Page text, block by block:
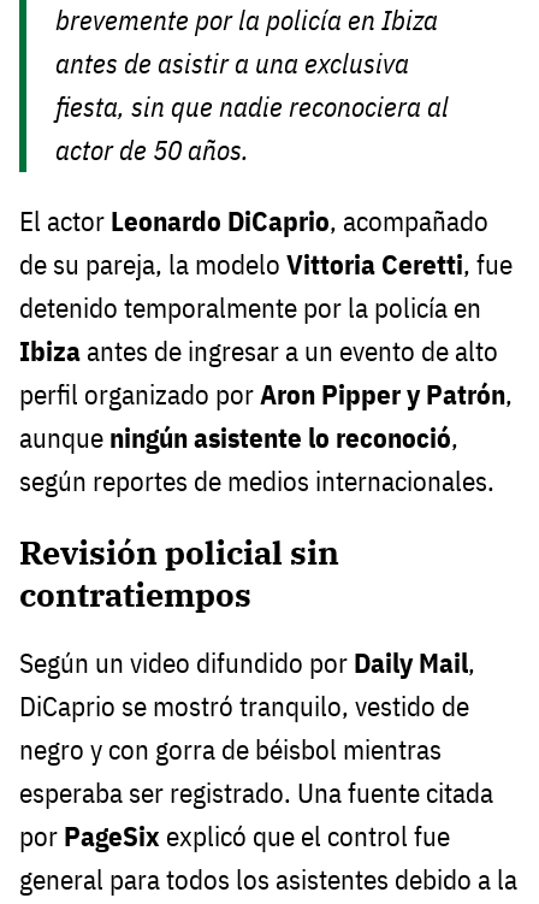
brevemente por la policía en Ibiza
antes de asistir a una exclusiva
fiesta, sin que nadie reconociera al
actor de 50 años.
El actor Leonardo DiCaprio, acompañado
de su pareja, la modelo Vittoria Ceretti, fue
detenido temporalmente por la policía en
Ibiza antes de ingresar a un evento de alto
perfil organizado porAron Pipper y Patrón,
aunque ningún asistente lo reconoció,
según reportes de medios internacionales.
Revisión policial sin
contratiempos
Según un video difundido por Daily Mail,
DiCaprio se mostró tranquilo, vestido de
negro y con gorra de béisbol mientras
esperaba ser registrado. Una fuente citada
por PageSix explicó que el control fue
general para todos los asistentes debido a la